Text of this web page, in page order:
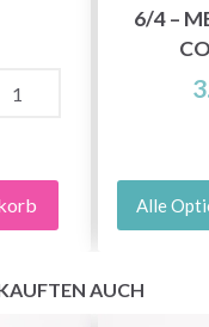
6/4 –
Alle
AUCH